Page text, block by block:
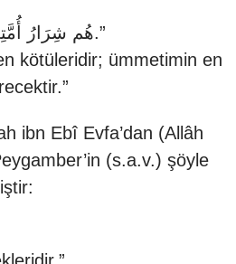
“هُم شِرَارُ أُمَّتِي، يَقتُلُهُم خِيَارُ أُمَّتِي.”
kötüleridir; ümmetimin en
ibn Ebî Evfa’dan (Allâh
(s.a.v.) şöyle